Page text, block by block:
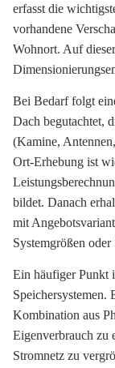
erfasst die
vorhandene
Wohnort. Auf
Bei Bedarf folgt
Dach begutachtet,
(Kamine,
Ort-Erhebung ist
bildet. Danach
mit
Systemgrößen
Ein häufiger Punkt
Speichersystemen.
Kombination aus
Eigenverbrauch zu
Stromnetz zu